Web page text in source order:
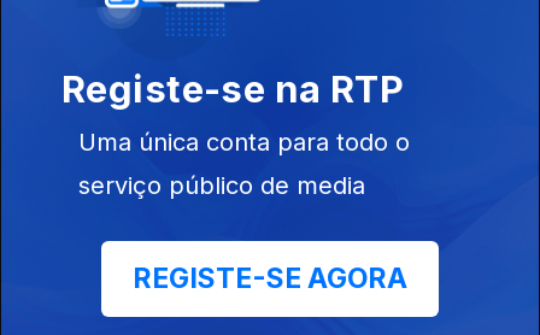
Ep. 183
02 dez. 2025
01 dez. 2025
Registe-se na RTP
Uma única conta para todo o
serviço público de media
REGISTE-SE AGORA